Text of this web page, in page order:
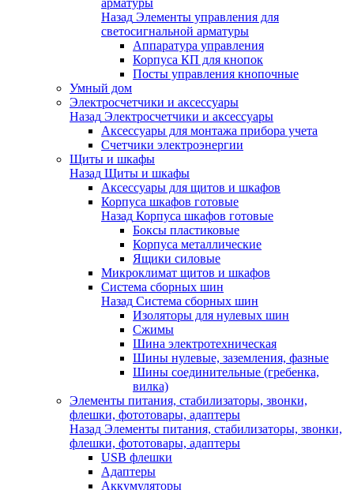
арматуры
Назад Элементы управления для
светосигнальной арматуры
Аппаратура управления
Корпуса КП для кнопок
Посты управления кнопочные
Умный дом
Электросчетчики и аксессуары
Назад Электросчетчики и аксессуары
Аксессуары для монтажа прибора учета
Счетчики электроэнергии
Щиты и шкафы
Назад Щиты и шкафы
Аксессуары для щитов и шкафов
Корпуса шкафов готовые
Назад Корпуса шкафов готовые
Боксы пластиковые
Корпуса металлические
Ящики силовые
Микроклимат щитов и шкафов
Система сборных шин
Назад Система сборных шин
Изоляторы для нулевых шин
Сжимы
Шина электротехническая
Шины нулевые, заземления, фазные
Шины соединительные (гребенка,
вилка)
Элементы питания, стабилизаторы, звонки,
флешки, фототовары, адаптеры
Назад Элементы питания, стабилизаторы, звонки,
флешки, фототовары, адаптеры
USB флешки
Адаптеры
Аккумуляторы